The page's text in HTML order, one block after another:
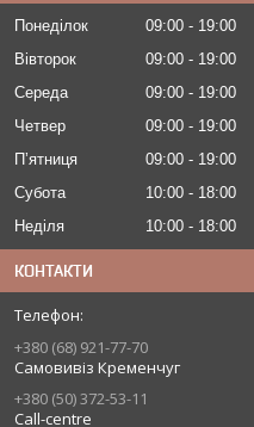
Понеділок 09:00
19:00
Вівторок
09:00
19:00
Середа
09:00
19:00
Четвер
09:00
19:00
Пʼятниця
09:00
19:00
Субота
10:00
18:00
Неділя
10:00 18:00
КОНТАКТИ
+380 (68) 921-77-70
Самовивіз Кременчуг
+380 (50) 372-53-11
Call-centre